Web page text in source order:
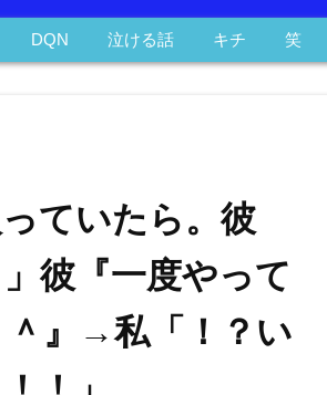
DQN 泣ける話 キチ 笑
ていたら。彼
彼『一度やって
』→私「！？い